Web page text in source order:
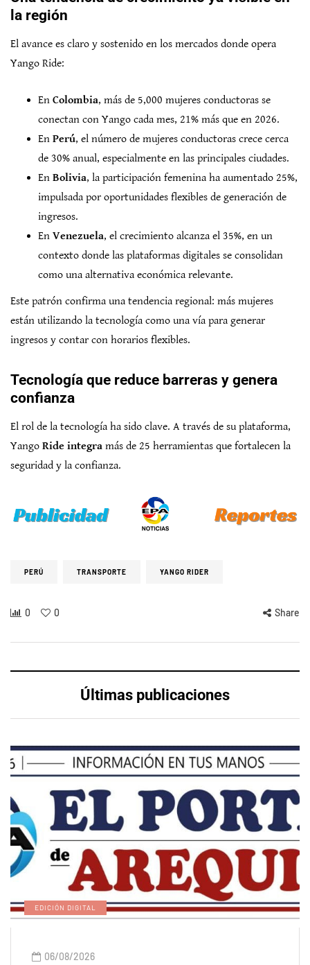
la región
El avance es claro y sostenido en los mercados donde opera
Yango Ride:
En Colombia, más de 5,000 mujeres conductoras se
conectan con Yango cada mes, 21% más que en 2026.
En Perú, el número de mujeres conductoras crece cerca
de 30% anual, especialmente en las principales ciudades.
En Bolivia, la participación femenina ha aumentado 25%,
impulsada por oportunidades flexibles de generación de
ingresos.
En Venezuela, el crecimiento alcanza el 35%, en un
contexto donde las plataformas digitales se consolidan
como una alternativa económica relevante.
Este patrón confirma una tendencia regional: más mujeres
están utilizando la tecnología como una vía para generar
ingresos y contar con horarios flexibles.
Tecnología que reduce barreras y genera
confianza
El rol de la tecnología ha sido clave. A través de su plataforma,
Yango Ride integra más de 25 herramientas que fortalecen la
seguridad y la confianza.
PERÚ TRANSPORTE YANGO RIDER
0 0 Share
Últimas publicaciones
EDICIÓN DIGITAL
06/08/2026